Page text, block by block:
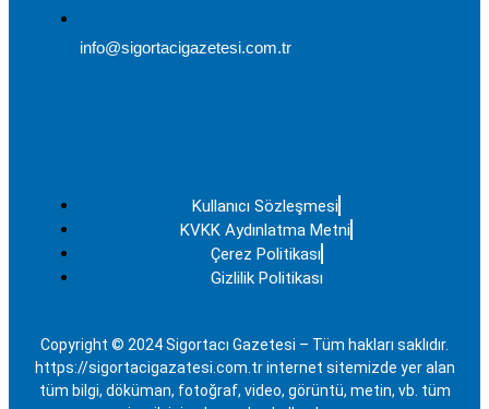
info@sigortacigazetesi.com.tr
Kullanıcı Sözleşmesi
KVKK Aydınlatma Metni
Çerez Politikası
Gizlilik Politikası
Copyright © 2024 Sigortacı Gazetesi – Tüm hakları saklıdır.
https://sigortacigazatesi.com.tr internet sitemizde yer alan
tüm bilgi, döküman, fotoğraf, video, görüntü, metin, vb. tüm